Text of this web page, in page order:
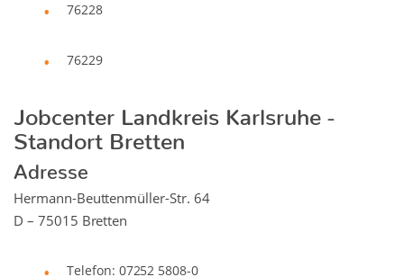
76228
76229
Jobcenter Landkreis Karlsruhe -
Standort Bretten
Adresse
Hermann-Beuttenmüller-Str. 64
D – 75015 Bretten
Telefon: 07252 5808-0